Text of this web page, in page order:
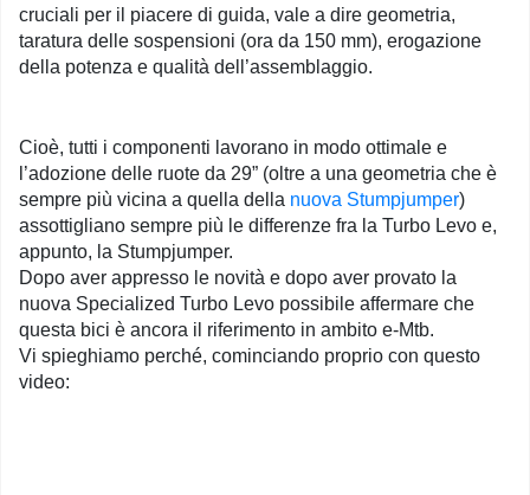
cruciali per il piacere di guida, vale a dire geometria,
taratura delle sospensioni (ora da 150 mm), erogazione
della potenza e qualità dell’assemblaggio.
Cioè, tutti i componenti lavorano in modo ottimale e
l’adozione delle ruote da 29” (oltre a una geometria che è
sempre più vicina a quella della nuova Stumpjumper)
assottigliano sempre più le differenze fra la Turbo Levo e,
appunto, la Stumpjumper.
Dopo aver appresso le novità e dopo aver provato la
nuova Specialized Turbo Levo possibile affermare che
questa bici è ancora il riferimento in ambito e-Mtb.
Vi spieghiamo perché, cominciando proprio con questo
video: